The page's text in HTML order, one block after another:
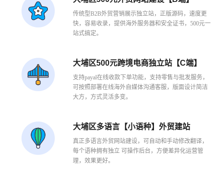
传统型B2B外贸营销展示独立站，正版源码，速度更
快，容易收录，提供海外服务器和安全证书，500元一
站式搞定。
大埔区500元跨境电商独立站【C端】
支持payal在线收款下单功能，支持零售与批发服务，
可按照部署在线海外自媒体沟通客服，版面设计简洁
大方，方式灵活多变。
大埔区多语言【小语种】外贸建站
真正多语言外贸网站建设，可自动和手动修改翻译，
每个语种拥有独立 可操作后台，方便差异化运营管
理，效果更好。